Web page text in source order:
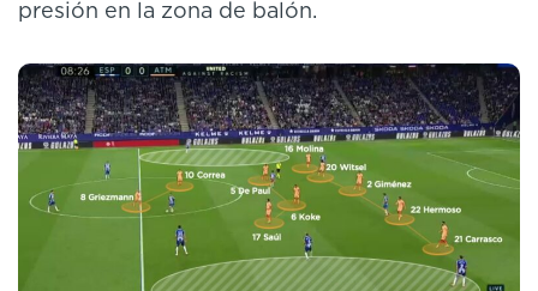
presión en la zona de balón.